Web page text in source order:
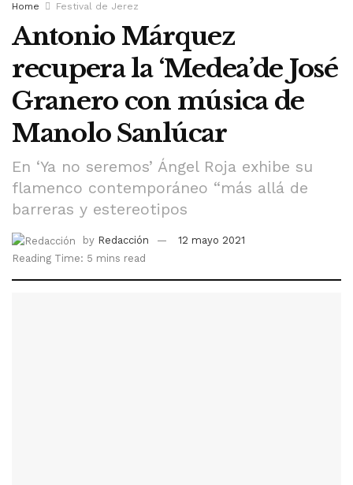
Home Festival de Jerez
Antonio Márquez
recupera la ‘Medea’de José
Granero con música de
Manolo Sanlúcar
En ‘Ya no seremos’ Ángel Roja exhibe su
flamenco contemporáneo “más allá de
barreras y estereotipos
by Redacción
12 mayo 2021
Reading Time: 5 mins read